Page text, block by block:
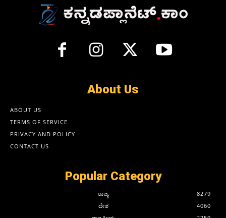
About Us
ABOUT US
TERMS OF SERVICE
PRIVACY AND POLICY
CONTACT US
Popular Category
ರಾಜ್ಯ
8279
ದೇಶ
4060